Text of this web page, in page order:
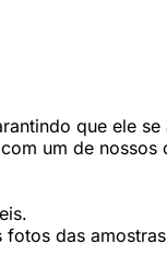
que ele
um de nossos
das